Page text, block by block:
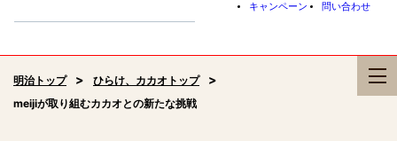
キャンペーン 問い合わせ
明治トップ
ひらけ、カカオトップ
meijiが取り組むカカオとの新たな挑戦